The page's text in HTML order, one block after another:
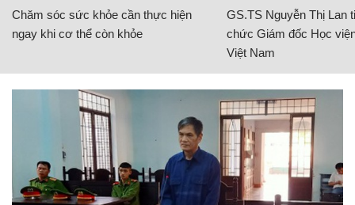
Chăm sóc sức khỏe cần thực hiện
ngay khi cơ thể còn khỏe
GS.TS Nguyễn Thị Lan
chức Giám đốc Học
Việt Nam